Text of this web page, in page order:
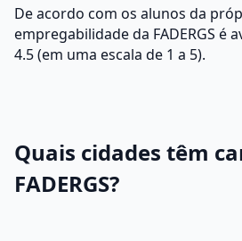
De acordo com os alunos da
empregabilidade da FADERGS é
4.5 (em uma escala de 1 a 5).
Quais cidades têm
FADERGS?